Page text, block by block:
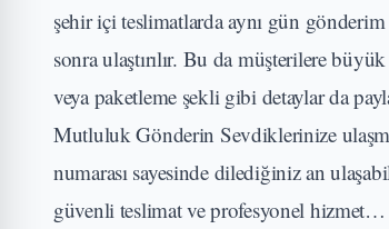
şehir içi teslimatlarda aynı gün
sonra ulaştırılır. Bu da müşterilere
veya paketleme şekli gibi detaylar da
Mutluluk Gönderin Sevdiklerinize
numarası sayesinde dilediğiniz an
güvenli teslimat ve profesyonel hizmet…